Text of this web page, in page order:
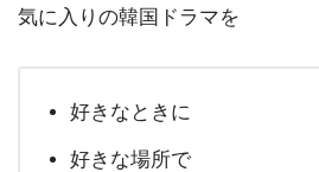
気に入りの韓国ドラマを
好きなときに
好きな場所で